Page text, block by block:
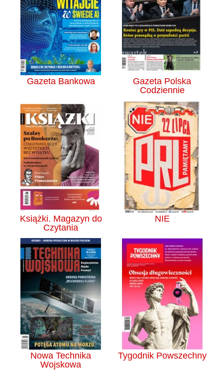
Gazeta Bankowa
Gazeta Polska
Codziennie
Książki. Magazyn do
Czytania
NIE
Nowa Technika
Wojskowa
Tygodnik Powszechny